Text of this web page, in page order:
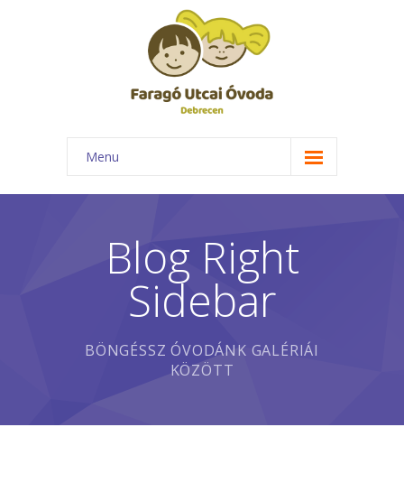
Menu
Főoldal
-- Óvodánk bemutatása
-- Elismerések
-- Csoportok
-- Tehetségműhelyeink
Blog Right
Sidebar
BÖNGÉSSZ ÓVODÁNK GALÉRIÁI
KÖZÖTT